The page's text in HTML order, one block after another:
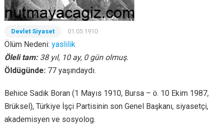
Devlet Siyaset 01.05.1910
Ölüm Nedeni: yaslilik
Öleli tam: 38 yıl, 10 ay, 0 gün olmuş.
Öldügünde: 77 yaşındaydı.
Behice Sadık Boran (1 Mayıs 1910, Bursa – ö. 10 Ekim 1987,
Brüksel), Türkiye İşçi Partisinin son Genel Başkanı, siyasetçi,
akademisyen ve sosyolog.